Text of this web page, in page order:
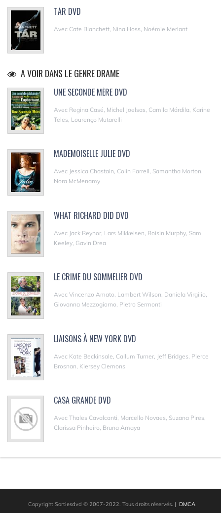
TÁR DVD
Avec Cate Blanchett, Nina Hoss, Noémie Merlant
A VOIR DANS LE GENRE DRAME
UNE SECONDE MÈRE DVD
Avec Regina Casé, Michel Joelsas, Camila Márdila, Karine
Teles, Lourenço Mutarelli
MADEMOISELLE JULIE DVD
Avec Jessica Chastain, Colin Farrell, Samantha Morton,
Nora McMenamy
WHAT RICHARD DID DVD
Avec Jack Reynor, Lars Mikkelsen, Roisin Murphy, Sam
Keeley, Gavin Drea
LE CRIME DU SOMMELIER DVD
Avec Vincenzo Amato, Lambert Wilson, Daniela Virgilio,
Giovanna Mezzogiorno, Pietro Sermonti
LIAISONS À NEW YORK DVD
Avec Kate Beckinsale, Callum Turner, Jeff Bridges, Pierce
Brosnan, Kiersey Clemons
CASA GRANDE DVD
Avec Thales Cavalcanti, Marcello Novaes, Suzana Pires,
Clarissa Pinheiro, Bruna Amaya
Copyright Sortiesdvd © 2007-2022. Tous droits réservés. | DMCA